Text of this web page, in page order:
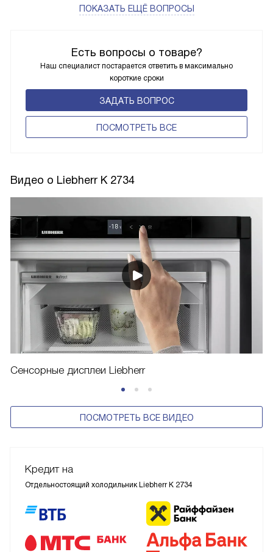
Есть вопросы о товаре?
Наш специалист постарается ответить в максимально
короткие сроки
ЗАДАТЬ ВОПРОС
ПОCМОТРЕТЬ ВСЕ
ПОКАЗАТЬ ЕЩЁ ВОПРОСЫ
Видео о Liebherr K 2734
Сенсорные дисплеи Liebherr
ПОСМОТРЕТЬ ВСЕ ВИДЕО
Кредит на
Отдельностоящий холодильник Liebherr K 2734